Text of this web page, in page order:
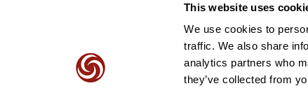
This website uses
We use cookies to
traffic. We also share
analytics partners who
they’ve collected from